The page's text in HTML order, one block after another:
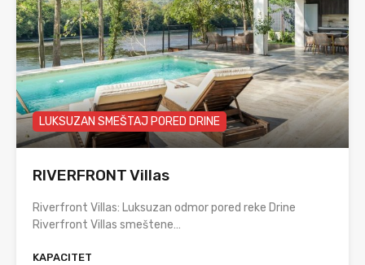
LUKSUZAN SMEŠTAJ PORED DRINE
RIVERFRONT Villas
Riverfront Villas: Luksuzan odmor pored reke Drine
Riverfront Villas smeštene…
KAPACITET